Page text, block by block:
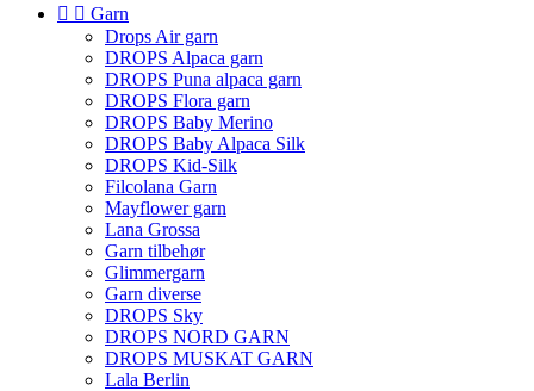
  Garn
Drops Air garn
DROPS Alpaca garn
DROPS Puna alpaca garn
DROPS Flora garn
DROPS Baby Merino
DROPS Baby Alpaca Silk
DROPS Kid-Silk
Filcolana Garn
Mayflower garn
Lana Grossa
Garn tilbehør
Glimmergarn
Garn diverse
DROPS Sky
DROPS NORD GARN
DROPS MUSKAT GARN
Lala Berlin